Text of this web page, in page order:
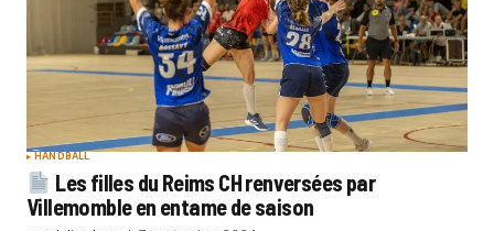
HANDBALL
Les filles du Reims CH renversées par
Villemomble en entame de saison